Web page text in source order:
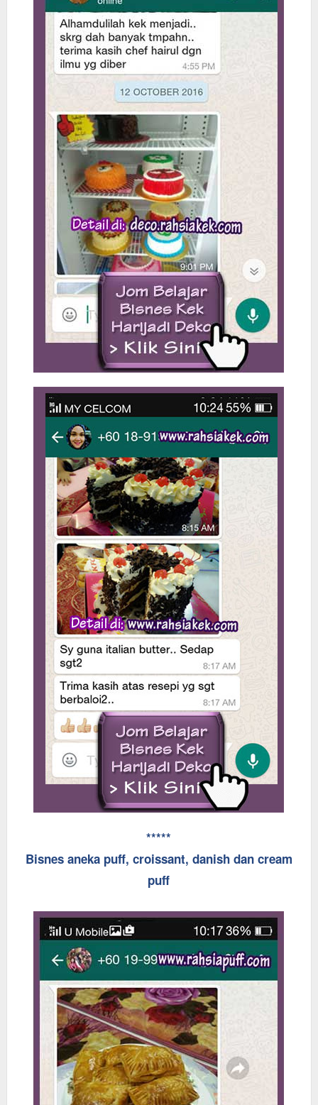
*****
Bisnes aneka puff, croissant, danish dan cream
puff